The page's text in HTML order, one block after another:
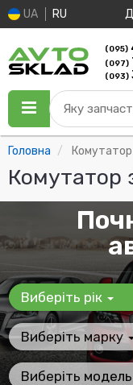
UA RU
(095)
(097)
(093)
Яку
Головна
Комутатор
Виберіть рік
Виберіть марку
Виберіть модель